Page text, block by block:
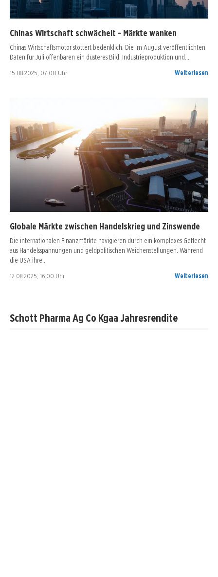
Chinas Wirtschaft schwächelt - Märkte wanken
Chinas Wirtschaftsmotor stottert bedenklich. Die im August veröffentlichten
Daten für Juli offenbaren ein düsteres Bild: Industrieproduktion und…
15.08.2025, 07:00 Uhr Weiterlesen
Globale Märkte zwischen Handelskrieg und Zinswende
Die internationalen Finanzmärkte navigieren durch ein komplexes Geflecht
aus Handelsspannungen und geldpolitischen Weichenstellungen. Während
die USA ihre…
12.08.2025, 16:00 Uhr Weiterlesen
Schott Pharma Ag Co Kgaa Jahresrendite